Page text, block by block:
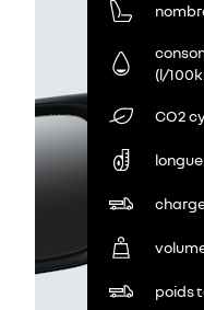
(l/
CO2
poids